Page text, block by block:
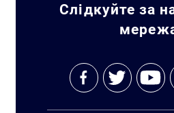
Слідкуйте за